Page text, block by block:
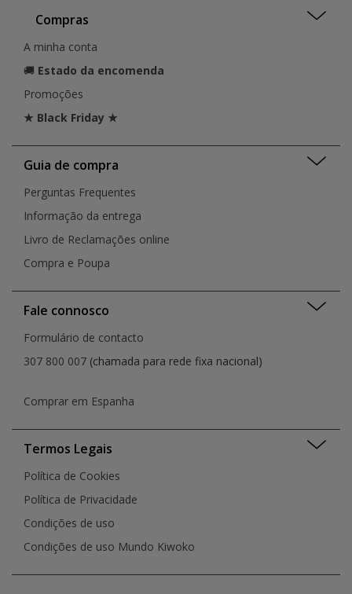
Compras
A minha conta
🚚 Estado da encomenda
Promoções
★ Black Friday ★
Guia de compra
Perguntas Frequentes
Informação da entrega
Livro de Reclamações online
Compra e Poupa
Fale connosco
Formulário de contacto
307 800 007 (chamada para rede fixa nacional)
Comprar em Espanha
Termos Legais
Política de Cookies
Política de Privacidade
Condições de uso
Condições de uso Mundo Kiwoko